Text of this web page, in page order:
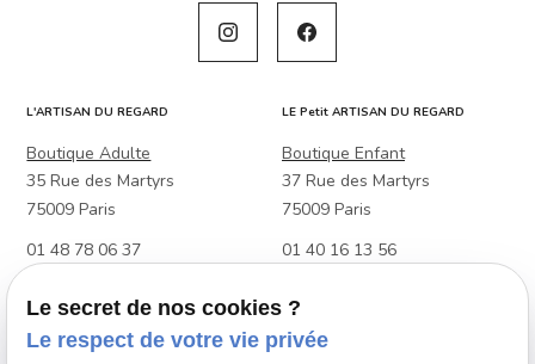
L'ARTISAN DU REGARD
Boutique Adulte
35 Rue des Martyrs
75009 Paris
01 48 78 06 37
Boutique Adulte & Enfant
88 Rue Raymond Losserand
LE Petit ARTISAN DU REGARD
Boutique Enfant
37 Rue des Martyrs
75009 Paris
01 40 16 13 56
Le secret de nos cookies ?
Le respect de votre vie privée